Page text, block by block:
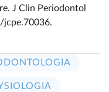
J Clin Periodontol
jcpe.70036.